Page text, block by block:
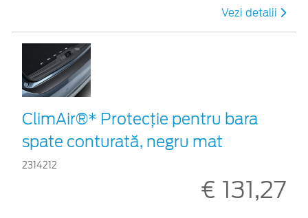
Vezi detalii
ClimAir®* Protecţie pentru bara
spate conturată, negru mat
2314212
€ 131,27